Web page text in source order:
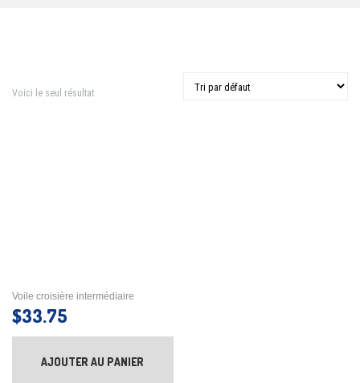
Voici le seul résultat
Voile croisière intermédiaire
$33.75
AJOUTER AU PANIER